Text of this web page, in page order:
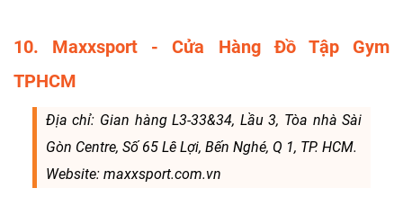
10. Maxxsport - Cửa Hàng Đồ Tập Gym
TPHCM
Địa chỉ: Gian hàng L3-33&34, Lầu 3, Tòa nhà Sài
Gòn Centre, Số 65 Lê Lợi, Bến Nghé, Q 1, TP. HCM.
Website: maxxsport.com.vn